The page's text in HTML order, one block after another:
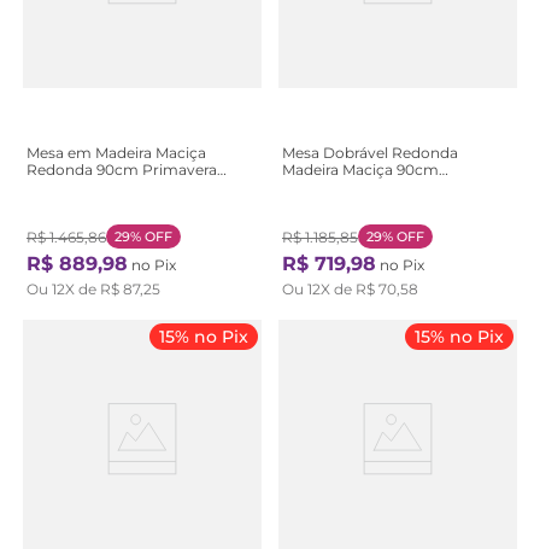
Mesa em Madeira Maciça
Redonda 90cm Primavera
R$ 1.465,86 29% OFF
R$ 889,98 no Pix
Ou 12X de R$ 87,25
Mesa Dobrável Redonda
Madeira Maciça 90cm
R$ 1.185,85 29% OFF
R$ 719,98 no Pix
Ou 12X de R$ 70,58
15% no Pix 15% no Pix